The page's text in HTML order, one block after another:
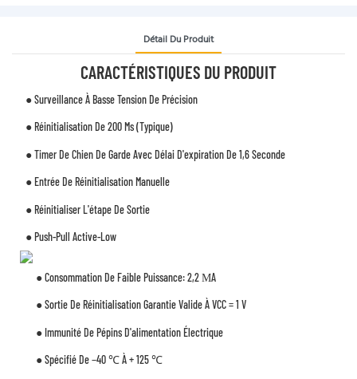
Détail Du Produit
CARACTÉRISTIQUES DU PRODUIT
● Surveillance À Basse Tension De Précision
● Réinitialisation De 200 Ms (typique)
● Timer De Chien De Garde Avec Délai D'expiration De 1,6 Seconde
● Entrée De Réinitialisation Manuelle
● Réinitialiser L'étape De Sortie
● Push-Pull Active-Low
● Consommation De Faible Puissance: 2,2 ΜA
● Sortie De Réinitialisation Garantie Valide À VCC = 1 V
● Immunité De Pépins D'alimentation Électrique
● Spécifié De −40 ℃ À + 125 ℃